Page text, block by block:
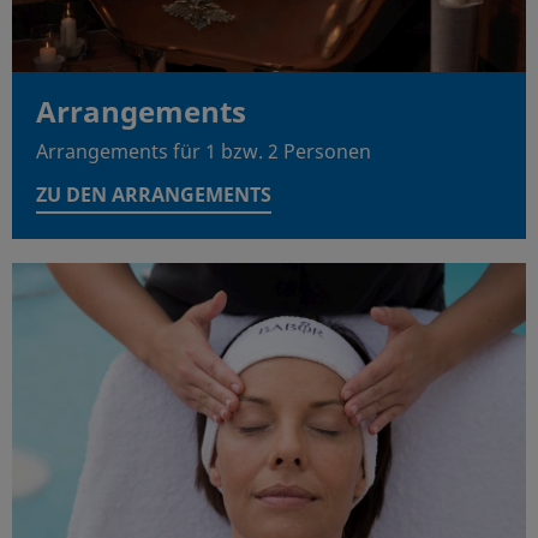
Arrangements
Arrangements für 1 bzw. 2 Personen
ZU DEN ARRANGEMENTS